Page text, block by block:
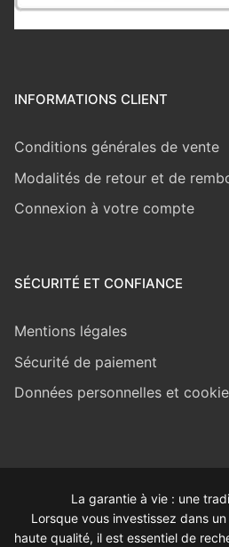
INFORMATIONS CLIENT
Conditions générales de vente
Modalités de retour et de
Connexion à votre compte
SÉCURITÉ ET CONFIANCE
Mentions légales
Sécurité de paiement
Données personnelles et
La garantie à vie : une
Lorsque vous investissez dans
haute qualité, il est essentiel de